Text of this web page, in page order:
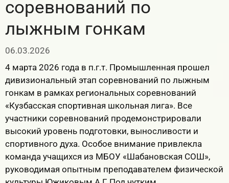
соревнований по
лыжным гонкам
06.03.2026
4 марта 2026 года в п.г.т. Промышленная прошел
дивизиональный этап соревнований по лыжным
гонкам в рамках региональных соревнований
«Кузбасская спортивная школьная лига». Все
участники соревнований продемонстрировали
высокий уровень подготовки, выносливости и
спортивного духа. Особое внимание привлекла
команда учащихся из МБОУ «Шабановская СОШ»,
руководимая опытным преподавателем физической